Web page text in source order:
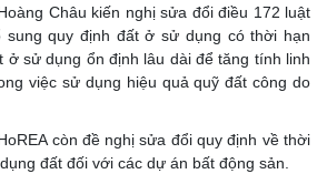
Châu kiến nghị sửa đổi điều 172 luật
quy định đất ở sử dụng có thời hạn
ở sử dụng ổn định lâu dài để tăng tính linh
việc sử dụng hiệu quả quỹ đất công do
còn đề nghị sửa đổi quy định về thời
đất đối với các dự án bất động sản.